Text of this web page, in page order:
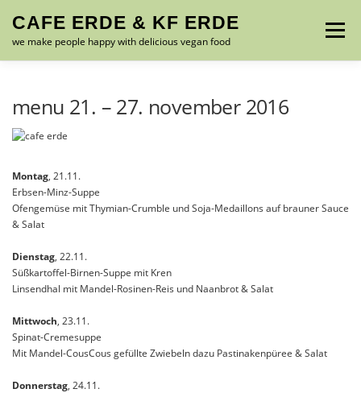
Inhalt
springen
CAFE ERDE & KF ERDE
we make people happy with delicious vegan food
Menü
menu 21. – 27. november 2016
Montag, 21.11.
Erbsen-Minz-Suppe
Ofengemüse mit Thymian-Crumble und Soja-Medaillons auf brauner Sauce
& Salat
Dienstag, 22.11.
Süßkartoffel-Birnen-Suppe mit Kren
Linsendhal mit Mandel-Rosinen-Reis und Naanbrot & Salat
Mittwoch, 23.11.
Spinat-Cremesuppe
Mit Mandel-CousCous gefüllte Zwiebeln dazu Pastinakenpüree & Salat
Donnerstag, 24.11.